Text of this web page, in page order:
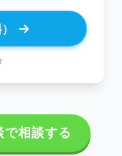
で相談する